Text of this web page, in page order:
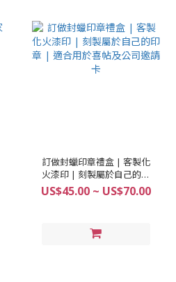
訂做封蠟印章禮盒 | 客製化
火漆印 | 刻製屬於自己的印
章 | 適合用於喜帖及公司邀
請卡
US$45.00 ~ US$70.00